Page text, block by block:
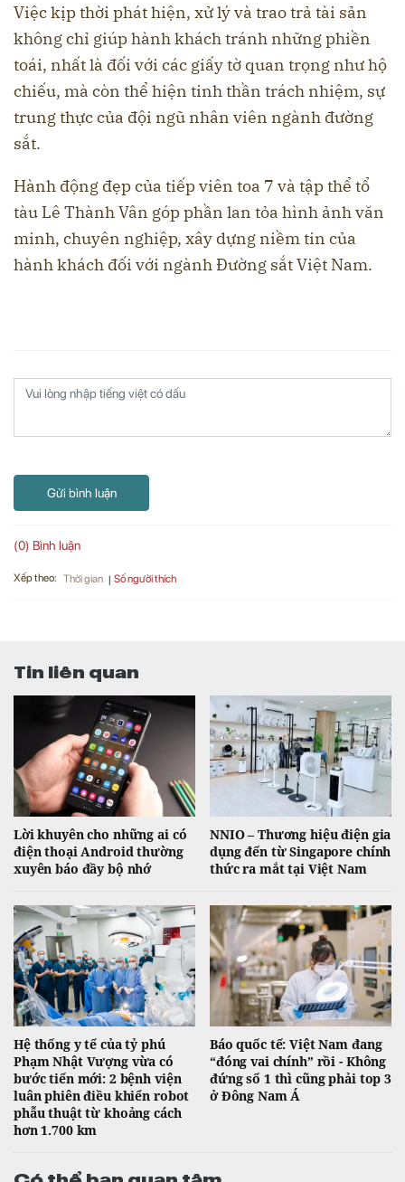
Việc kịp thời phát hiện, xử lý và trao trả tài sản
không chỉ giúp hành khách tránh những phiền
toái, nhất là đối với các giấy tờ quan trọng như hộ
chiếu, mà còn thể hiện tinh thần trách nhiệm, sự
trung thực của đội ngũ nhân viên ngành đường
sắt.
Hành động đẹp của tiếp viên toa 7 và tập thể tổ
tàu Lê Thành Vân góp phần lan tỏa hình ảnh văn
minh, chuyên nghiệp, xây dựng niềm tin của
hành khách đối với ngành Đường sắt Việt Nam.
Gửi bình luận
(0) Bình luận
Xếp theo: Thời gian Số người thích
Tin liên quan
Lời khuyên cho những ai có
điện thoại Android thường
xuyên báo đầy bộ nhớ
NNIO – Thương hiệu điện gia
dụng đến từ Singapore chính
thức ra mắt tại Việt Nam
Hệ thống y tế của tỷ phú
Phạm Nhật Vượng vừa có
bước tiến mới: 2 bệnh viện
luân phiên điều khiển robot
phẫu thuật từ khoảng cách
hơn 1.700 km
Báo quốc tế: Việt Nam đang
“đóng vai chính” rồi - Không
đứng số 1 thì cũng phải top 3
ở Đông Nam Á